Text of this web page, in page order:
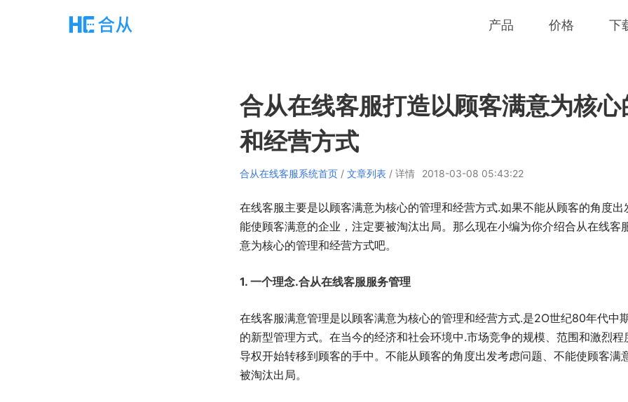
产品 价格 下
合从在线客服打造以顾客满意为核心
和经营方式
合从在线客服系统首页 / 文章列表 / 详情 2018-03-08 05:43:22
在线客服主要是以顾客满意为核心的管理和经营方式.如果不能从顾客的角度出
能使顾客满意的企业，注定要被淘汰出局。那么现在小编为你介绍合从在线客
意为核心的管理和经营方式吧。
1. 一个理念.合从在线客服服务管理
在线客服满意管理是以顾客满意为核心的管理和经营方式.是2O世纪80年代中
的新型管理方式。在当今的经济和社会环境中.市场竞争的规模、范围和激烈程
导权开始转移到顾客的手中。不能从顾客的角度出发考虑问题、不能使顾客满
被淘汰出局。